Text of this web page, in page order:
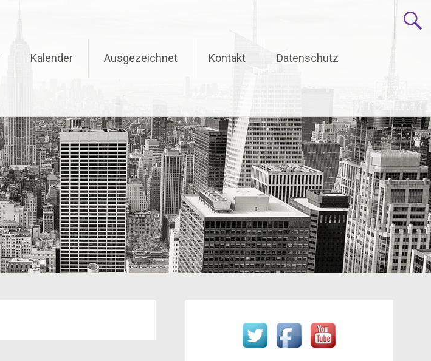
Kalender Ausgezeichnet Kontakt Datenschutz